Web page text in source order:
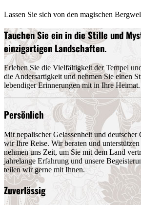
Lassen Sie sich von den magischen
Tauchen Sie ein in die Stille und
einzigartigen Landschaften.
Erleben Sie die Vielfältigkeit der Tempel
die Andersartigkeit und nehmen Sie einen
lebendiger Erinnerungen mit in Ihre Heimat.
Persönlich
Mit nepalischer Gelassenheit und deutscher
wir Ihre Reise. Wir beraten und
nehmen uns Zeit, um Sie mit dem Land
jahrelange Erfahrung und unsere
teilen wir gerne mit Ihnen.
Zuverlässig